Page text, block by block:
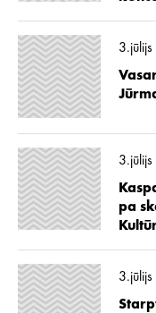
3.jūlijs
pa